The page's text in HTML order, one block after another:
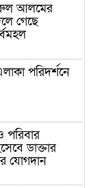
আলমের
গেছে
পরিদর্শনে
পরিবার
ডাক্তার
যোগদান